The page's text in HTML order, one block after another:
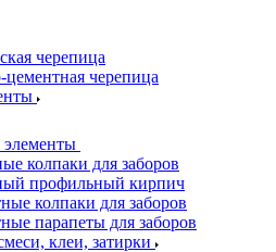
черепица
черепица
элементы
колпаки для заборов
профильный кирпич
колпаки для заборов
парапеты для заборов
клеи, затирки